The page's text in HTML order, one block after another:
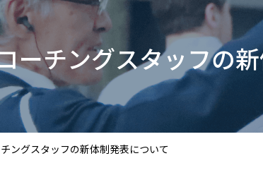
代表メッセージ
ゼンコーグループの理念
拠点一覧
グループ会社一覧
警備業務
レンタル業務
障がい者への取り組み
阪神Tigers Women
ーチングスタッフの
ングスタッフの新体制発表について